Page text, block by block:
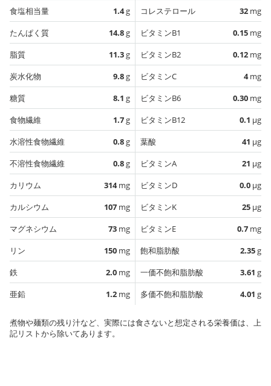
食塩相当量
1.4g
たんぱく質
14.8g
脂質
11.3g
炭水化物
9.8g
糖質
8.1 g
食物繊維
1.7g
水溶性食物繊維
0.8g
不溶性食物繊維
0.8g
カリウム
314mg
カルシウム
107 mg
マグネシウム
73 mg
リン
150 mg
鉄
2.0 mg
亜鉛
1.2 mg
コレステロール
32 mg
ビタミンB1
0.15 mg
ビタミンB2
0.12 mg
ビタミンC
4mg
ビタミンB6
0.30 mg
ビタミンB12
0.1 µg
葉酸
41 µg
ビタミンA
21 µg
ビタミンD
0.0 µg
ビタミンK
25 µg
ビタミンE
0.7 mg
飽和脂肪酸
2.35g
一価不飽和脂肪酸
3.61 g
多価不飽和脂肪酸
4.01 g
煮物や麺類の残り汁など、実際には食さないと想定される栄養価は、上
記リストから除いてあります。